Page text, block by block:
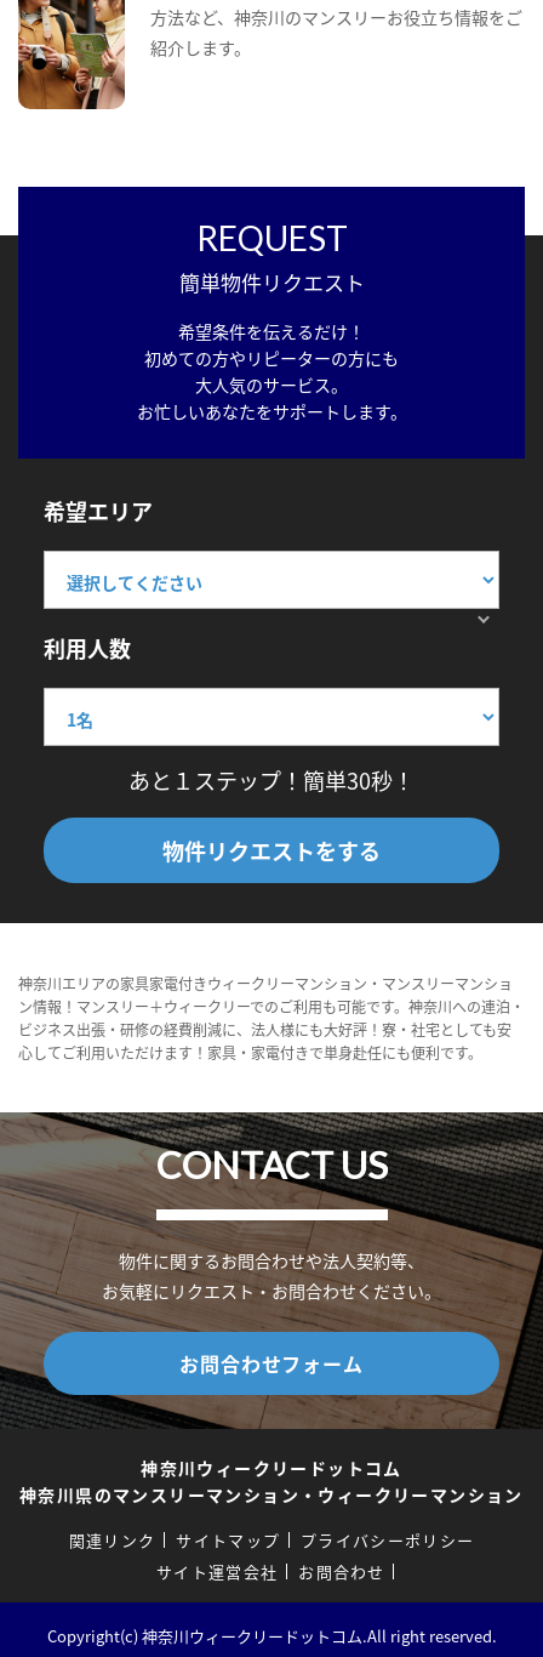
方法など、神奈川のマンスリーお役立ち情報をご
紹介します。
REQUEST
簡単物件リクエスト
希望条件を伝えるだけ！
初めての方やリピーターの方にも
大人気のサービス。
お忙しいあなたをサポートします。
希望エリア
利用人数
あと１ステップ！簡単30秒！
物件リクエストをする
神奈川エリアの家具家電付きウィークリーマンション・マンスリーマンショ
ン情報！マンスリー＋ウィークリーでのご利用も可能です。神奈川への連泊・
ビジネス出張・研修の経費削減に、法人様にも大好評！寮・社宅としても安
心してご利用いただけます！家具・家電付きで単身赴任にも便利です。
CONTACT US
物件に関するお問合わせや法人契約等、
お気軽にリクエスト・お問合わせください。
お問合わせフォーム
神奈川ウィークリードットコム
神奈川県のマンスリーマンション・ウィークリーマンション
関連リンク サイトマップ
プライバシーポリシー
サイト運営会社
お問合わせ
Copyright(c) 神奈川ウィークリードットコム.All right reserved.